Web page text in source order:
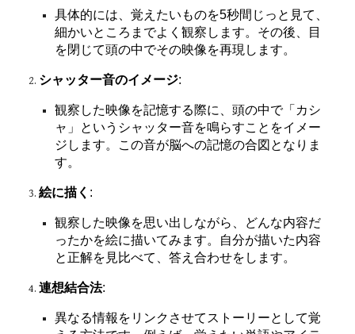
具体的には、覚えたいものを5秒間じっと見て、
細かいところまでよく観察します。その後、目
を閉じて頭の中でその映像を再現します。
シャッター音のイメージ:
観察した映像を記憶する際に、頭の中で「カシ
ャ」というシャッター音を鳴らすことをイメー
ジします。この音が脳への記憶の合図となりま
す。
絵に描く :
観察した映像を思い出しながら、どんな内容だ
ったかを絵に描いてみます。自分が描いた内容
と正解を見比べて、答え合わせをします。
連想結合法:
異なる情報をリンクさせてストーリーとして覚